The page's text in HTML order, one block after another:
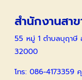
สำนักงานสา
55 หมู่ 1 ตำบลบุฤาษี
32000
โทร: 086-